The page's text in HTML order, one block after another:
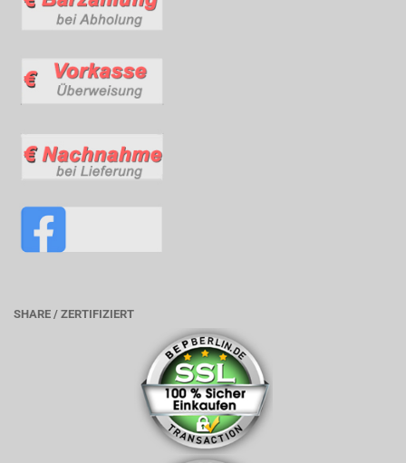
SHARE / ZERTIFIZIERT